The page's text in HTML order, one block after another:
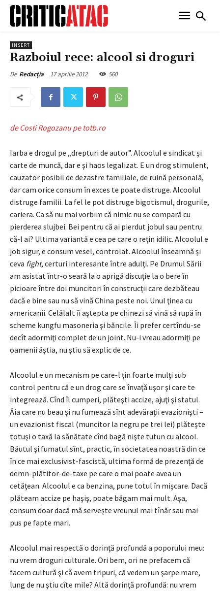
INSERT
Razboiul rece: alcool si droguri
De Redacția 17 aprilie 2012 560
de Costi Rogozanu pe totb.ro
Iarba e drogul pe „drepturi de autor”. Alcoolul e sindicat şi
carte de muncă, dar e şi haos legalizat. E un drog stimulent,
cauzator posibil de dezastre familiale, de ruină personală,
dar cam orice consum în exces te poate distruge. Alcoolul
distruge familii. La fel le pot distruge bigotismul, drogurile,
cariera. Ca să nu mai vorbim că nimic nu se compară cu
pierderea slujbei. Bei pentru că ai pierdut jobul sau pentru
că-l ai? Ultima variantă e cea pe care o reţin idilic. Alcoolul e
job sigur, e consum vesel, controlat. Alcoolul înseamnă şi
ceva fight, certuri interesante între adulţi. Pe Drumul Sării
am asistat într-o seară la o aprigă discuţie la o bere în
picioare între doi muncitori în construcţii care dezbăteau
dacă e bine sau nu să vină China peste noi. Unul ţinea cu
americanii. Celălalt îi aştepta pe chinezi să vină să rupă în
scheme kungfu masoneria şi băncile. Îi prefer certîndu-se
decît adormiţi complet de un joint. Nu-i vreau adormiţi pe
oamenii ăştia, nu ştiu să explic de ce.
Alcoolul e un mecanism pe care-l ţin foarte mulţi sub
control pentru că e un drog care se învaţă uşor şi care te
integrează. Cînd îl cumperi, plăteşti accize, ajuţi şi statul.
Ăia care nu beau şi nu fumează sînt adevăraţii evazionişti –
un evazionist fiscal (muncitor la negru pe trei lei) plăteşte
totuşi o taxă la sănătate cînd bagă nişte tutun cu alcool.
Băutul şi fumatul sînt, practic, în societatea noastră din ce
în ce mai exclusivist-fascistă, ultima formă de prezenţă de
demn-plătitor-de-taxe pe care o mai poate avea un
cetăţean. Alcoolul e ca benzina, pune totul în mişcare. Dacă
plăteam accize pe haşiş, poate băgam mai mult. Aşa,
consum doar dacă mă serveşte vreunul mai tînăr sau mai
pus pe fapte mari.
Alcoolul mai respectă o dorinţă profundă a poporului meu:
nu vrem droguri culturale. Ori bem, ori ne prefacem că
facem cultură şi că avem tripuri, că vedem un şarpe mare,
lung de nu ştiu cîte mile? Altă dorinţă profundă: nu vrem